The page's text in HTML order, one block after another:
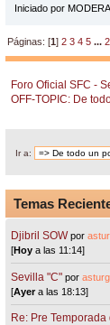
Iniciado por
Páginas: [1]2 3 4 5 ...
Foro Oficial SFC -
OFF-TOPIC: De
Ir a:
Temas
Djibril SOW por
[Hoy a las 11:14]
Sevilla "C"por
[Ayera las 18:13]
Re: Pre